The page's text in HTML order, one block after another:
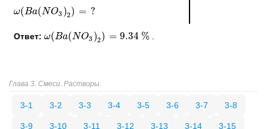
Ответ: ω(Ba(NO3 )2) = 9.34 %
ω(Ba(NO3)2) =9.34%
ω(Ba(NO3 )2) = ?
ω(Ba(NO3)2) =?
Глава 3. Смеси. Растворы.
3-1 3-2 3-3 3-4 3-5 3-6 3-7 3-8
3-9 3-10 3-11 3-12 3-13 3-14 3-15